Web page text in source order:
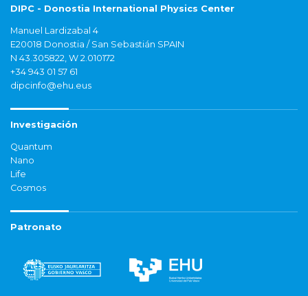
DIPC - Donostia International Physics Center
Manuel Lardizabal 4
E20018 Donostia / San Sebastián SPAIN
N 43.305822, W 2.010172
+34 943 01 57 61
dipcinfo@ehu.eus
Investigación
Quantum
Nano
Life
Cosmos
Patronato